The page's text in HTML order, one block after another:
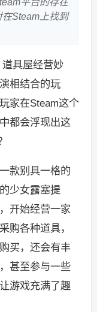
Steam上找到
具屋经营妙
相结合的玩
家在Steam这个
都会浮现出这
款别具一格的
少女露塞提
开始经营一家
购各种道具，
买，还会有丰
甚至参与一些
游戏充满了趣